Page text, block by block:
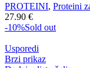
PROTEINI, Proteini
27.90 €
-10%Sold out
Usporedi
Brzi prikaz